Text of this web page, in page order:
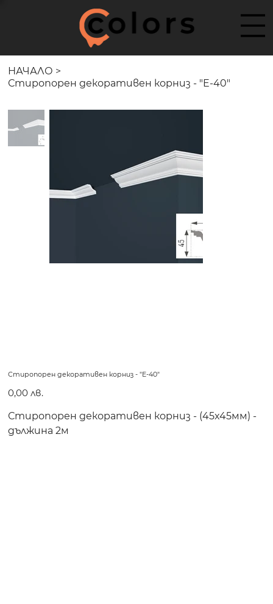
НАЧАЛО >
Стиропорен декоративен корниз - "E-40"
Стиропорен декоративен корниз - "E-40"
Цена
0,00 лв.
Стиропорен декоративен корниз - (45x45мм) -
дължина 2м